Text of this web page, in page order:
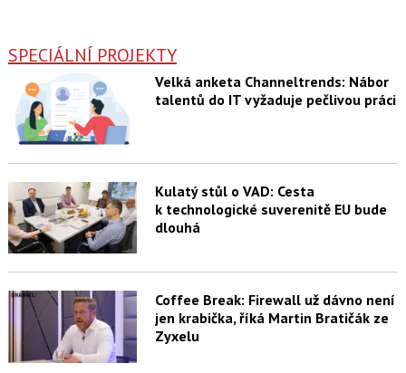
SPECIÁLNÍ PROJEKTY
Velká anketa Channeltrends: Nábor
talentů do IT vyžaduje pečlivou práci
Kulatý stůl o VAD: Cesta
k technologické suverenitě EU bude
dlouhá
Coffee Break: Firewall už dávno není
jen krabička, říká Martin Bratičák ze
Zyxelu